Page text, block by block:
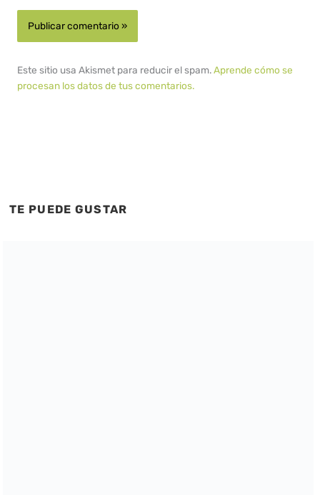
Este sitio usa Akismet para reducir el spam.Aprende cómo se
procesan los datos de tus comentarios.
TE PUEDE GUSTAR